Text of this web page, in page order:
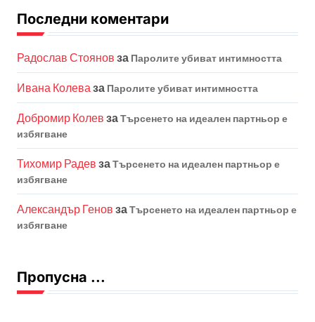
Последни коментари
Радослав Стоянов за Паролите убиват интимността
Ивана Колеваза Паролите убиват интимността
Добромир Колев заТърсенето на идеален партньор е
избягване
Тихомир Радев заТърсенето на идеален партньор е
избягване
Александър Генов заТърсенето на идеален партньор е
избягване
Пропусна ...